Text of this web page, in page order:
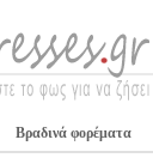
Βραδινά φορέματα